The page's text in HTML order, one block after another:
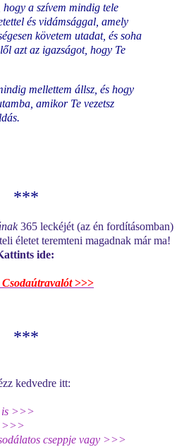
a szívem mindig tele
és vidámsággal, amely
követem utadat, és soha
azt az igazságot, hogy Te
mellettem állsz, és hogy
amikor Te vezetsz
***
365 leckéjét (az én fordításomban)
életet teremteni magadnak már ma!
ide:
Csodaútravalót>>>
***
kedvedre itt:
is >>>
>>>
cseppje vagy >>>